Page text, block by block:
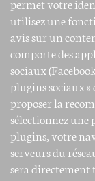
utilisez une
avis sur un
comporte des
sociaux
plugins sociaux
proposer la
sélectionnez une
plugins, votre
serveurs du
sera